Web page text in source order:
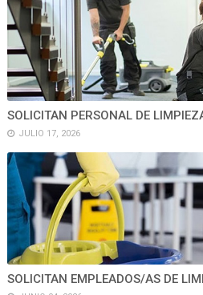
SOLICITAN PERSONAL DE
JULIO 17, 2026
SOLICITAN EMPLEADOS/AS DE